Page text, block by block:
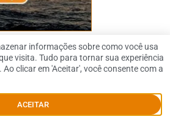
|
Contato
informações sobre como você usa
visita. Tudo para tornar sua experiência
clicar em 'Aceitar', você consente com a
ACEITAR